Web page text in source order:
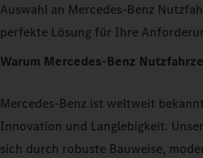
Auswahl an Mercedes-Benz
perfekte Lösung für Ihre
Warum Mercedes-Benz
Mercedes-Benz ist weltweit
Innovation und Langlebigkeit.
sich durch robuste Bauweise,